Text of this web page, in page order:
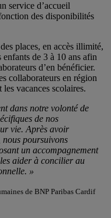
service d’accueil
des disponibilités
places, en accès illimité,
de 3 à 10 ans afin
d’en bénéficier.
collaborateurs en région
vacances scolaires.
dans notre volonté de
de nos
vie. Après avoir
nous poursuivons
un accompagnement
aider à concilier au
»
de BNP Paribas Cardif